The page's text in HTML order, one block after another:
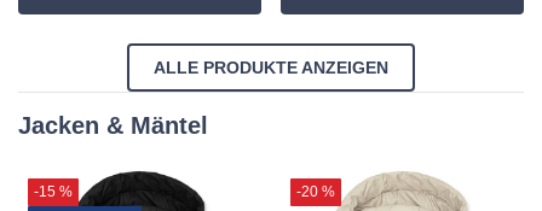
ALLE PRODUKTE ANZEIGEN
Jacken & Mäntel
-15 % -20 %